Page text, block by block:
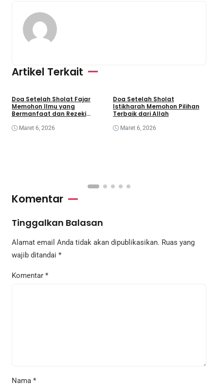
Artikel Terkait
Doa Setelah Sholat Fajar
Memohon Ilmu yang
Bermanfaat dan Rezeki
Maret 6, 2026
Doa Setelah Sholat
Istikharah Memohon Pilihan
Terbaik dari Allah
Maret 6, 2026
Komentar
Tinggalkan Balasan
Alamat email Anda tidak akan dipublikasikan. Ruas yang
wajib ditandai *
Komentar *
Nama *